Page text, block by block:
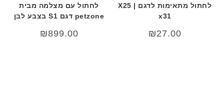
לחתול מתאימות לדגם X25 |
x31
₪27.00
לחתול עם מצלמה מבית
petzone דגם S1 בצבע לבן
₪899.00